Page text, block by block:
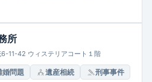
律相談は30分5,500円、借金相談
います。
所
11-42 ウィステリアコート１階
婚問題 遺産相続
刑事事件